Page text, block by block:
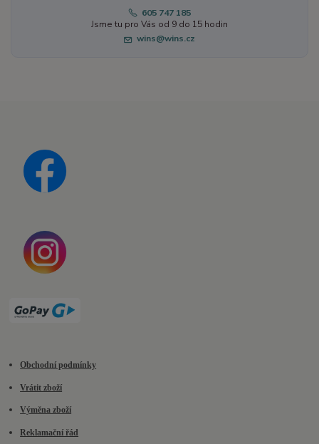
605 747 185
Jsme tu pro Vás od 9 do 15 hodin
wins@wins.cz
Obchodní podmínky
Vrátit zboží
Výměna zboží
Reklamační řád